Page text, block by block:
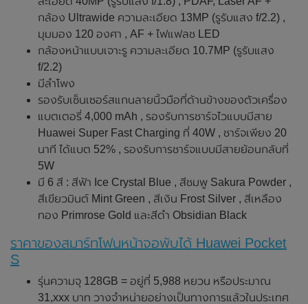
กล้อง Ultrawide ความละเอียด 13MP (รูรับแสง f/2.2) ,
มุมมอง 120 องศา , AF + ไฟแฟลช LED
กล้องหน้าแบบเจาะรู ความละเอียด 10.7MP (รูรับแสง
f/2.2)
มีลำโพง
รองรับเซ็นเซอร์สแกนลายนิ้วมือที่ด้านข้างของตัวเครื่อง
แบตเตอรี่ 4,000 mAh , รองรับการชาร์จไวแบบมีสาย
Huawei Super Fast Charging ที่ 40W , ชาร์จเพียง 20
นาที ได้แบต 52% , รองรับการชาร์จแบบมีสายย้อนกลับที่
5W
มี 6 สี : สีฟ้า Ice Crystal Blue , สีชมพู Sakura Powder ,
สีเขียวมินต์ Mint Green , สีเงิน Frost Silver , สีเหลือง
ทอง Primrose Gold และสีดำ Obsidian Black
ราคาของสมาร์ทโฟนหน้าจอพับได้ Huawei Pocket
S
รุ่นความจุ 128GB = อยู่ที่ 5,988 หยวน หรือประมาณ
31,xxx บาท วางจำหน่ายอย่างเป็นทางการแล้วในประเทศ